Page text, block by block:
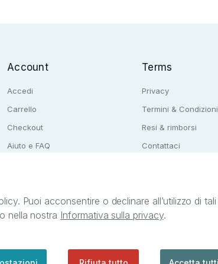
Account
Accedi
Carrello
Checkout
Aiuto e FAQ
Terms
Privacy
Termini & Condizioni
Resi & rimborsi
Contattaci
diritti di proprietà intellettuale afferenti ai marchi, loghi e
Puoi acconsentire o declinare all’utilizzo di tali
nella nostra Informativa sulla privacy.